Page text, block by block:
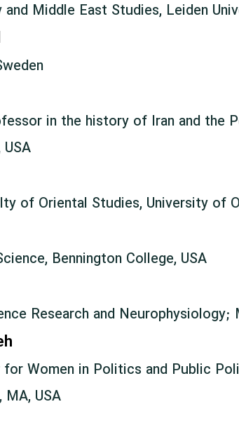
Middle East Studies, Leiden
in the history of Iran and the
of Oriental Studies, University of
Bennington College, USA
Research and Neurophysiology;
Women in Politics and Public
USA